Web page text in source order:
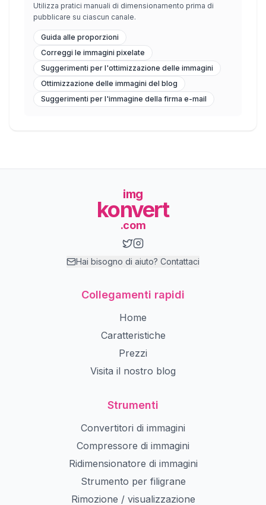
Utilizza pratici manuali di dimensionamento prima di
pubblicare su ciascun canale.
Guida alle proporzioni
Correggi le immagini pixelate
Suggerimenti per l'ottimizzazione delle immagini
Ottimizzazione delle immagini del blog
Suggerimenti per l'immagine della firma e-mail
img
konvert
.com
Hai bisogno di aiuto? Contattaci
Collegamenti rapidi
Home
Caratteristiche
Prezzi
Visita il nostro blog
Strumenti
Convertitori di immagini
Compressore di immagini
Ridimensionatore di immagini
Strumento per filigrane
Rimozione / visualizzazione